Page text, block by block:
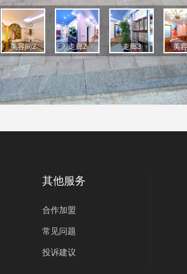
其他服务
合作加盟
常见问题
投诉建议